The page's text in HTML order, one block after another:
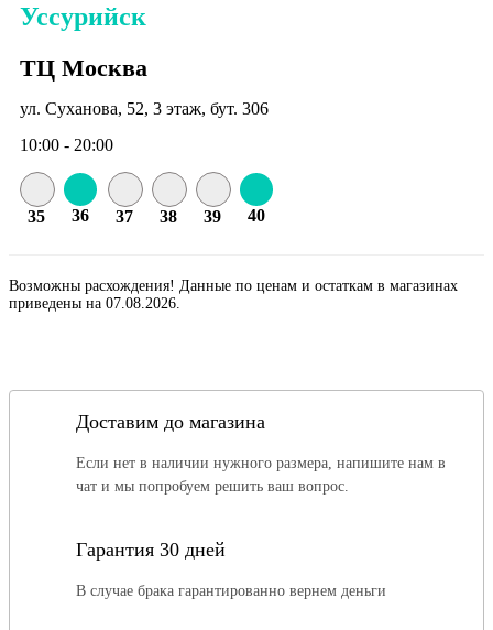
Уссурийск
ТЦ Москва
ул. Суханова, 52, 3 этаж, бут. 306
10:00 - 20:00
35 36 37 38 39 40
Возможны расхождения! Данные по ценам и остаткам в магазинах
приведены на 07.08.2026.
Доставим до магазина
Если нет в наличии нужного размера, напишите нам в
чат и мы попробуем решить ваш вопрос.
Гарантия 30 дней
В случае брака гарантированно вернем деньги